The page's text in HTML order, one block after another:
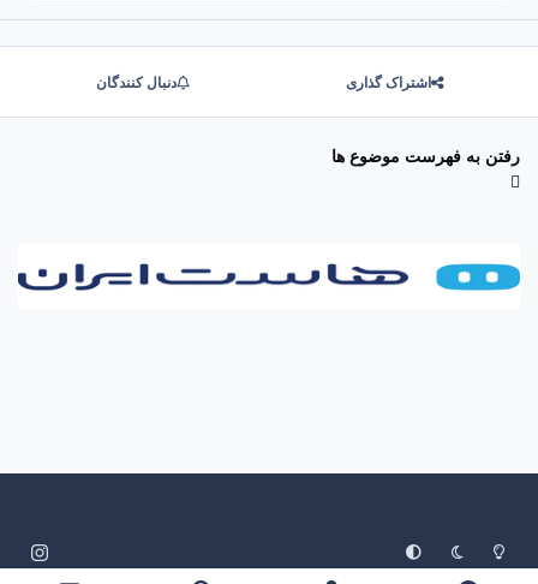
اشتراک گذاری دنبال کنندگان
رفتن به فهرست موضوع ها
Light Mode
Dark Mode
System Preference
n